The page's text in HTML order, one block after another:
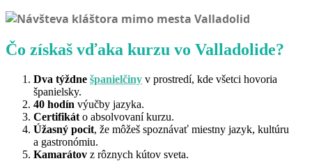
Čo získaš vďaka kurzu vo Valladolide?
Dva týždne španielčiny v prostredí, kde všetci hovoria
španielsky.
40 hodín výučby jazyka.
Certifikát o absolvovaní kurzu.
Úžasný pocit, že môžeš spoznávať miestny jazyk, kultúru
a gastronómiu.
Kamarátov z rôznych kútov sveta.